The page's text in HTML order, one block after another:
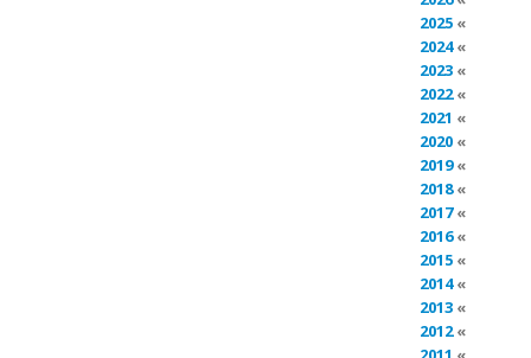
2025
2024
2023
2022
2021
2020
2019
2018
2017
2016
2015
2014
2013
2012